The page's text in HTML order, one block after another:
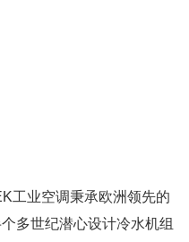
工业空调秉承欧洲领先的
多世纪潜心设计冷水机组